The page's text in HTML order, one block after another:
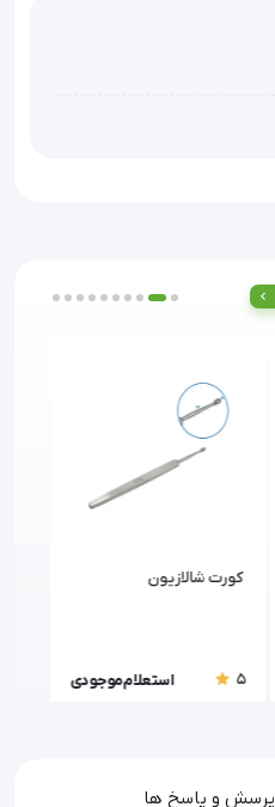
کورت شالازیون
5 استعلام موجودی
پرسش و پاسخ ها